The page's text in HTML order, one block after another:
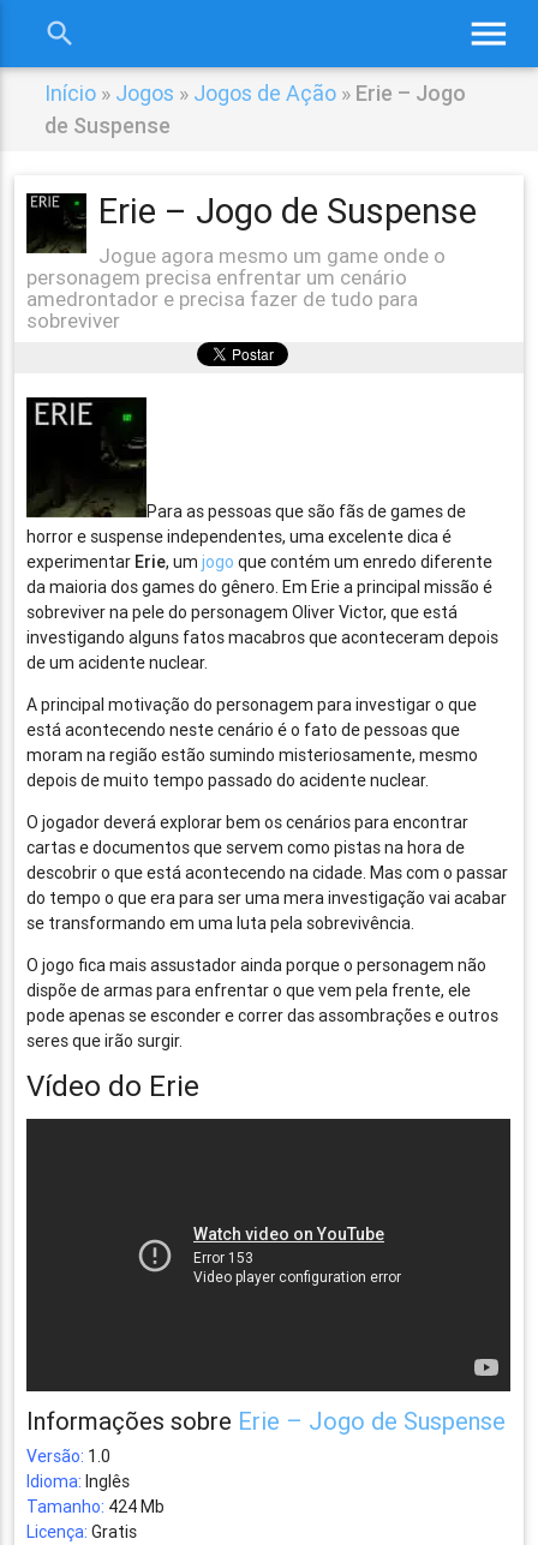
menu
search
Início » Jogos » Jogos de Ação » Erie – Jogo
de Suspense
Erie – Jogo de Suspense
Jogue agora mesmo um game onde o
personagem precisa enfrentar um cenário
amedrontador e precisa fazer de tudo para
sobreviver
Para as pessoas que são fãs de games de
horror e suspense independentes, uma excelente dica é
experimentar Erie, umjogo que contém um enredo diferente
da maioria dos games do gênero. Em Erie a principal missão é
sobreviver na pele do personagem Oliver Victor, que está
investigando alguns fatos macabros que aconteceram depois
de um acidente nuclear.
A principal motivação do personagem para investigar o que
está acontecendo neste cenário é o fato de pessoas que
moram na região estão sumindo misteriosamente, mesmo
depois de muito tempo passado do acidente nuclear.
O jogador deverá explorar bem os cenários para encontrar
cartas e documentos que servem como pistas na hora de
descobrir o que está acontecendo na cidade. Mas com o passar
do tempo o que era para ser uma mera investigação vai acabar
se transformando em uma luta pela sobrevivência.
O jogo fica mais assustador ainda porque o personagem não
dispõe de armas para enfrentar o que vem pela frente, ele
pode apenas se esconder e correr das assombrações e outros
seres que irão surgir.
Vídeo do Erie
Informações sobre Erie – Jogo de Suspense
Versão: 1.0
Idioma: Inglês
Tamanho: 424 Mb
Licença: Gratis